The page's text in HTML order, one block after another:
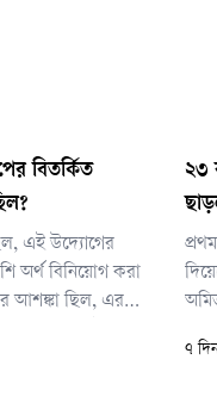
বিতর্কিত
এই উদ্যোগের
অর্থ বিনিয়োগ করা
আশঙ্কা ছিল, এর
২৩
৭